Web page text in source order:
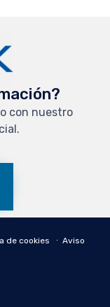
con nuestro
de cookies ∙ Aviso